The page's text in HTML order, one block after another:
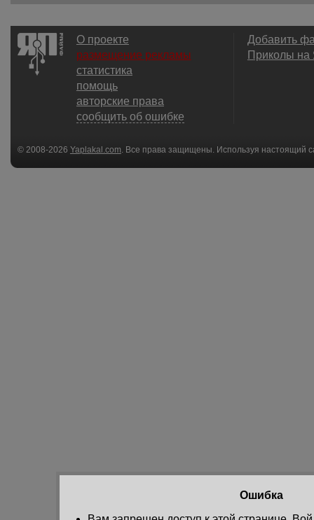
О проекте
размещение рекламы
статистика
помощь
авторские права
сообщить об ошибке
Добавить
Приколы
© 2008-2026 Yaplakal.com . Все права защищены. Используя настоящий
соглашения.
Ошибка